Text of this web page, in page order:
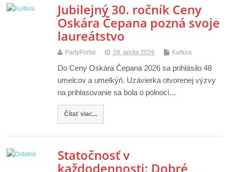
Jubilejný 30. ročník Ceny
Oskára Čepana pozná svoje
laureátstvo
PartyPortal 28. apríla 2026 Kultúra
Do Ceny Oskára Čepana 2026 sa prihlásilo 48
umelcov a umelkýň. Uzávierka otvorenej výzvy
na prihlasovanie sa bola o polnoci…
Čítať viac...
Statočnosť v
každodennosti: Dobré